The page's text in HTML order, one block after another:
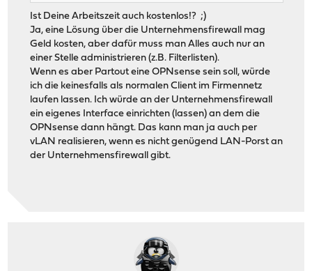
Ist Deine Arbeitszeit auch kostenlos!? ;)
Ja, eine Lösung über die Unternehmensfirewall mag
Geld kosten, aber dafür muss man Alles auch nur an
einer Stelle administrieren (z.B. Filterlisten).
Wenn es aber Partout eine OPNsense sein soll, würde
ich die keinesfalls als normalen Client im Firmennetz
laufen lassen. Ich würde an der Unternehmensfirewall
ein eigenes Interface einrichten (lassen) an dem die
OPNsense dann hängt. Das kann man ja auch per
vLAN realisieren, wenn es nicht genügend LAN-Porst an
der Unternehmensfirewall gibt.